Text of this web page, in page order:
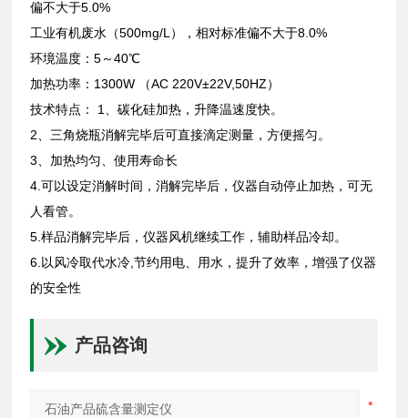
偏不大于5.0%
工业有机废水（500mg/L），相对标准偏不大于8.0%
环境温度：5～40℃
加热功率：1300W （AC 220V±22V,50HZ）
技术特点： 1、碳化硅加热，升降温速度快。
2、三角烧瓶消解完毕后可直接滴定测量，方便摇匀。
3、加热均匀、使用寿命长
4.可以设定消解时间，消解完毕后，仪器自动停止加热，可无
人看管。
5.样品消解完毕后，仪器风机继续工作，辅助样品冷却。
6.以风冷取代水冷,节约用电、用水，提升了效率，增强了仪器
的安全性
产品咨询